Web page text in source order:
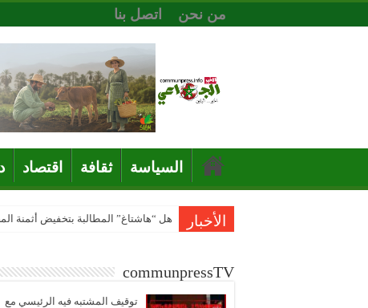
من نحن اتصل بنا
السياسة ثقافة اقتصاد
الأخبار هل “هاشتاغ” المطالبة بتخفيض أثمنة
communpressTV
توقيف المشتبه فيه الرئيسي مع